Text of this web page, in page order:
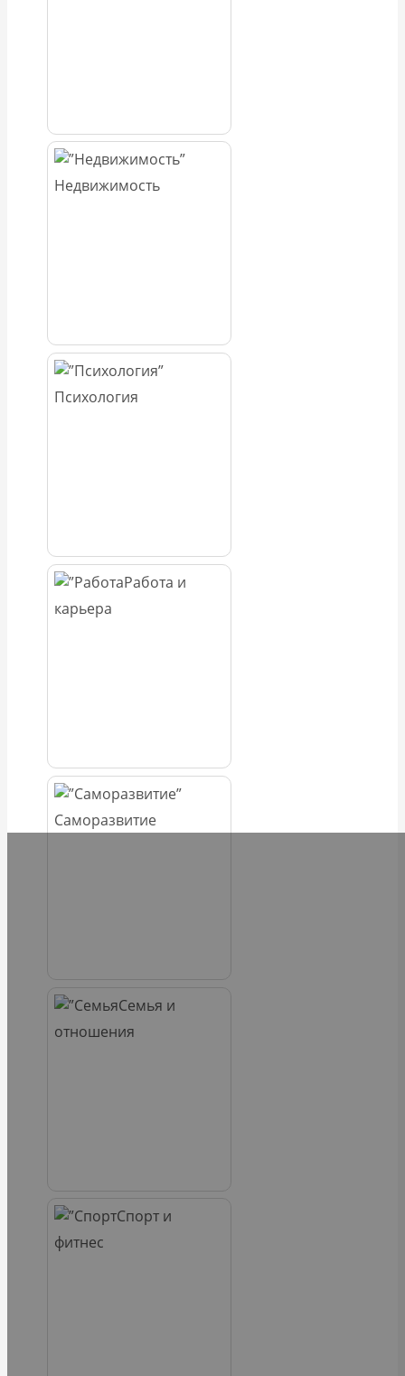
Недвижимость
Психология
Работа и
карьера
Саморазвитие
Семья и
отношения
Спорт и
фитнес